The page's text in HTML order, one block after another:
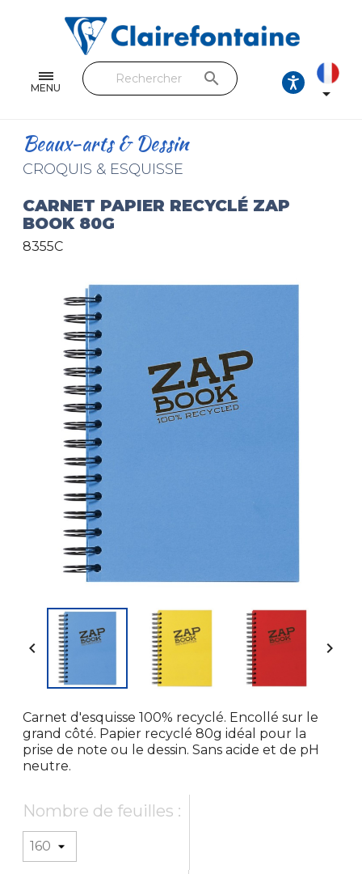
MENU
Feuilles & Copies
Beaux-arts & Dessin
Loisirs créatifs
Cuir & trousses
Toutes les collections
search

Beaux-arts & Dessin
CROQUIS & ESQUISSE
CARNET PAPIER RECYCLÉ ZAP
BOOK 80G
8355C
 
Carnet d'esquisse 100% recyclé. Encollé sur le
grand côté. Papier recyclé 80g idéal pour la
prise de note ou le dessin. Sans acide et de pH
neutre.
Nombre de feuilles :